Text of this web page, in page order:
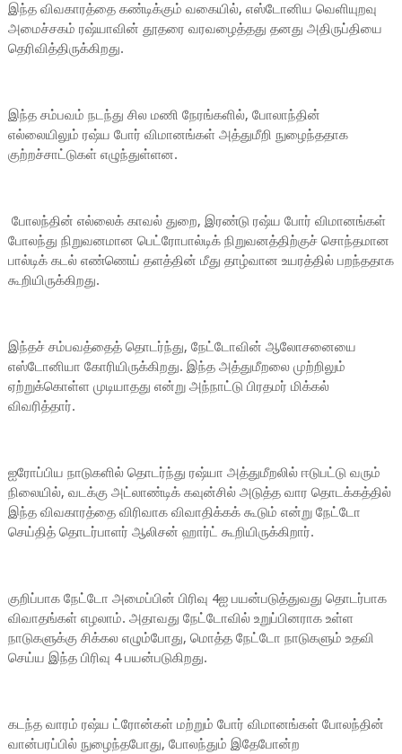
இந்த விவகாரத்தை கண்டிக்கும் வகையில், எஸ்டோனிய வெளியுறவு
அமைச்சகம் ரஷ்யாவின் தூதரை வரவழைத்தது தனது அதிருப்தியை
தெரிவித்திருக்கிறது.
இந்த சம்பவம் நடந்து சில மணி நேரங்களில், போலாந்தின்
எல்லையிலும் ரஷ்ய போர் விமானங்கள் அத்துமீறி நுழைந்ததாக
குற்றச்சாட்டுகள் எழுந்துள்ளன.
போலந்தின் எல்லைக் காவல் துறை, இரண்டு ரஷ்ய போர் விமானங்கள்
போலந்து நிறுவனமான பெட்ரோபால்டிக் நிறுவனத்திற்குச் சொந்தமான
பால்டிக் கடல் எண்ணெய் தளத்தின் மீது தாழ்வான உயரத்தில் பறந்ததாக
கூறியிருக்கிறது.
இந்தச் சம்பவத்தைத் தொடர்ந்து, நேட்டோவின் ஆலோசனையை
எஸ்டோனியா கோரியிருக்கிறது. இந்த அத்துமீறலை முற்றிலும்
ஏற்றுக்கொள்ள முடியாதது என்று அந்நாட்டு பிரதமர் மிக்கல்
விவரித்தார்.
ஐரோப்பிய நாடுகளில் தொடர்ந்து ரஷ்யா அத்துமீறலில் ஈடுபட்டு வரும்
நிலையில், வடக்கு அட்லாண்டிக் கவுன்சில் அடுத்த வார தொடக்கத்தில்
இந்த விவகாரத்தை விரிவாக விவாதிக்கக் கூடும் என்று நேட்டோ
செய்தித் தொடர்பாளர் ஆலிசன் ஹார்ட் கூறியிருக்கிறார்.
குறிப்பாக நேட்டோ அமைப்பின் பிரிவு 4ஐ பயன்படுத்துவது தொடர்பாக
விவாதங்கள் எழலாம். அதாவது நேட்டோவில் உறுப்பினராக உள்ள
நாடுகளுக்கு சிக்கல எழும்போது, மொத்த நேட்டோ நாடுகளும் உதவி
செய்ய இந்த பிரிவு 4 பயன்படுகிறது.
கடந்த வாரம் ரஷ்ய ட்ரோன்கள் மற்றும் போர் விமானங்கள் போலந்தின்
வான்பரப்பில் நுழைந்தபோது, போலந்தும் இதேபோன்ற